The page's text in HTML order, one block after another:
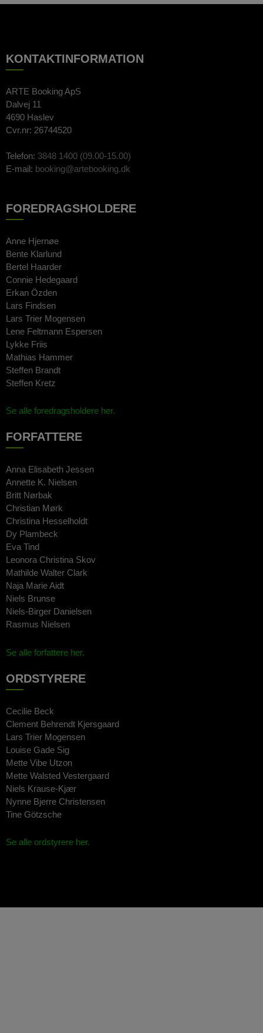
KONTAKTINFORMATION
ARTE Booking ApS
Dalvej 11
4690 Haslev
Cvr.nr: 26744520
Telefon: 3848 1400 (09.00-15.00)
E-mail: booking@artebooking.dk
FOREDRAGSHOLDERE
Anne Hjernøe
Bente Klarlund
Bertel Haarder
Connie Hedegaard
Erkan Özden
Lars Findsen
Lars Trier Mogensen
Lene Feltmann Espersen
Lykke Friis
Mathias Hammer
Steffen Brandt
Steffen Kretz
Se alle foredragsholdere her.
FORFATTERE
Anna Elisabeth Jessen
Annette K. Nielsen
Britt Nørbak
Christian Mørk
Christina Hesselholdt
Dy Plambeck
Eva Tind
Leonora Christina Skov
Mathilde Walter Clark
Naja Marie Aidt
Niels Brunse
Niels-Birger Danielsen
Rasmus Nielsen
Se alle forfattere her.
ORDSTYRERE
Cecilie Beck
Clement Behrendt Kjersgaard
Lars Trier Mogensen
Louise Gade Sig
Mette Vibe Utzon
Mette Walsted Vestergaard
Niels Krause-Kjær
Nynne Bjerre Christensen
Tine Götzsche
Se alle ordstyrere her.